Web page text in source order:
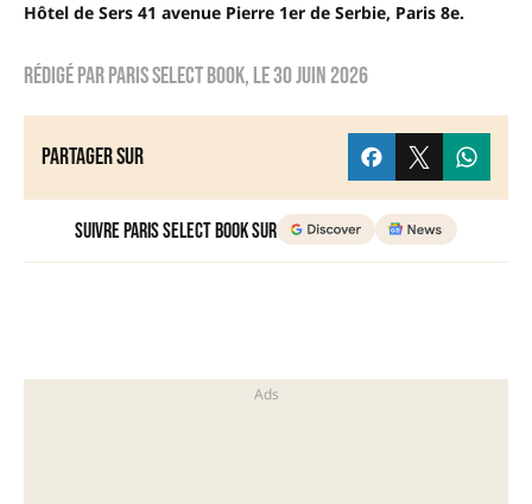
Hôtel de Sers 41 avenue Pierre 1er de Serbie, Paris 8e.
Rédigé parParis Select Book, le30 juin 2026
Partager sur
Suivre Paris Select Book sur